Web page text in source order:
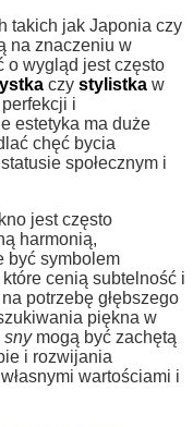
takich jak Japonia czy
na znaczeniu w
o wygląd jest często
czy stylistka w
i
estetyka ma duże
chęć bycia
społecznym i
jest często
harmonią,
być symbolem
cenią subtelność i
potrzebę głębszego
piękna w
snymogą być zachętą
i rozwijania
wartościami i